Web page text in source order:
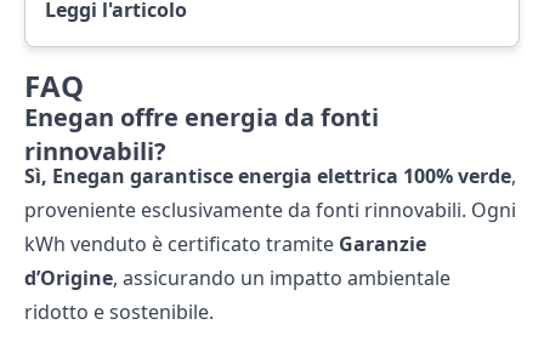
Leggi l'articolo
FAQ
Enegan offre energia da fonti
rinnovabili?
Sì, Enegan garantisce energia elettrica 100% verde,
proveniente esclusivamente da fonti rinnovabili. Ogni
kWh venduto è certificato tramite Garanzie
d’Origine, assicurando un impatto ambientale
ridotto e sostenibile.